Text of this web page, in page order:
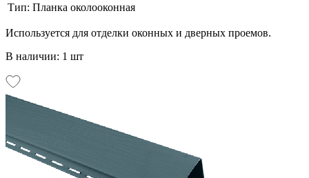
Тип: Планка околооконная
Используется для отделки оконных и дверных проемов.
В наличии: 1 шт